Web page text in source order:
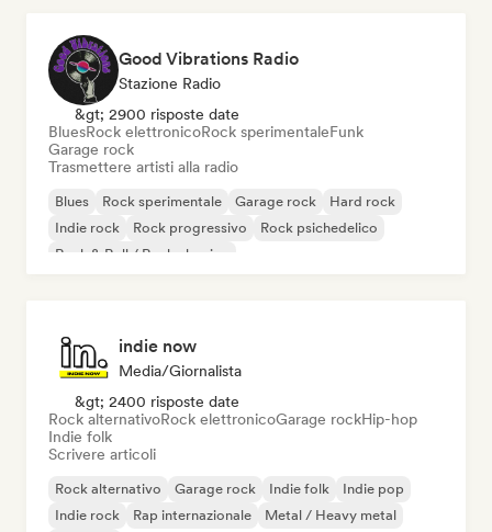
Good Vibrations Radio
Stazione Radio
&gt; 2900 risposte date
BluesRock elettronicoRock sperimentaleFunk
Garage rock
Trasmettere artisti alla radio
Blues Rock sperimentale Garage rock
Hard rock
Indie rock
Rock progressivo
Rock psichedelico
Rock & Roll / Rock classico
indie now
Media/Giornalista
&gt; 2400 risposte date
Rock alternativoRock elettronicoGarage rockHip-hop
Indie folk
Scrivere articoli
Rock alternativo Garage rock Indie folk
Indie pop
Indie rock
Rap internazionale
Metal / Heavy metal